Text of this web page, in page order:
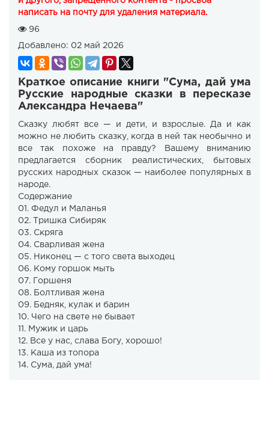
написать на почту для удаления материала.
96
Добавлено: 02 май 2026
Краткое описание книги "Сума, дай ума
Русские народные сказки в пересказе
Александра Нечаева"
Сказку любят все — и дети, и взрослые. Да и как
можно не любить сказку, когда в ней так необычно и
все так похоже на правду? Вашему вниманию
предлагается сборник реалистических, бытовых
русских народных сказок — наиболее популярных в
народе.
Содержание
01. Федул и Маланья
02. Тришка Сибиряк
03. Скряга
04. Сварливая жена
05. Никонец — с того света выходец
06. Кому горшок мыть
07. Горшеня
08. Болтливая жена
09. Бедняк, кулак и барин
10. Чего на свете не бывает
11. Мужик и царь
12. Все у нас, слава Богу, хорошо!
13. Каша из топора
14. Сума, дай ума!